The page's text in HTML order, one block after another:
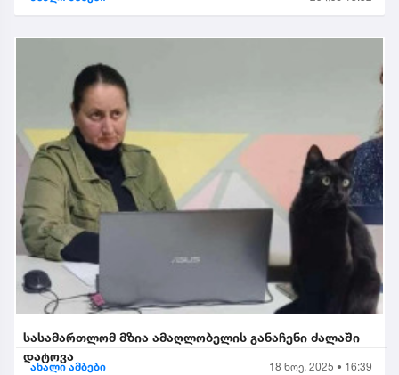
სასამართლომ მზია ამაღლობელის განაჩენი ძალაში
დატოვა
ახალი ამბები 18 ნოე. 2025 • 16:39